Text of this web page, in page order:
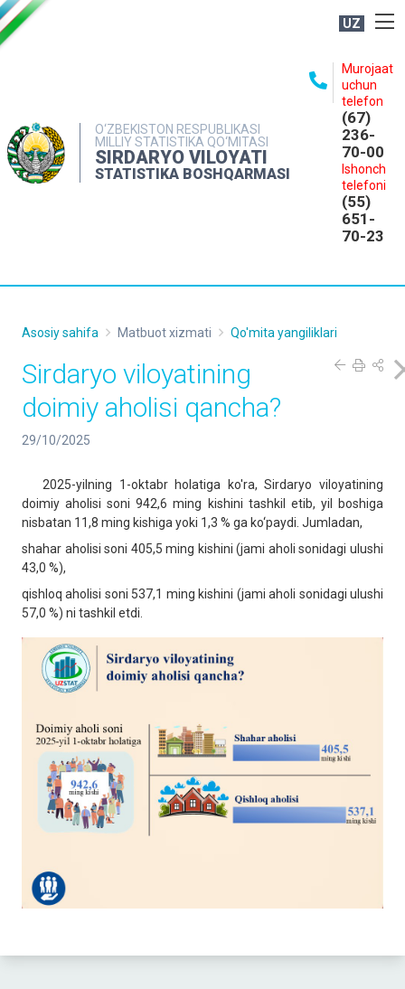
UZ
O‘ZBEKISTON RESPUBLIKASI
MILLIY STATISTIKA QO‘MITASI
SIRDARYO VILOYATI
STATISTIKA BOSHQARMASI
Murojaat
uchun
telefon
(67)
236-
70-00
Ishonch
telefoni
(55)
651-
70-23
NASHRLAR
INTERAKTIV XIZMATLAR
MATBUOT XIZMATI
Asosiy sahifa Matbuot xizmati Qo'mita yangiliklari
Sirdaryo viloyatining
doimiy aholisi qancha?
29/10/2025
2025-yilning 1-oktabr holatiga ko'ra, Sirdaryo viloyatining
doimiy aholisi soni 942,6 ming kishini tashkil etib, yil boshiga
nisbatan 11,8 ming kishiga yoki 1,3 % ga ko‘paydi. Jumladan,
shahar aholisi soni 405,5 ming kishini (jami aholi sonidagi ulushi
43,0 %),
qishloq aholisi soni 537,1 ming kishini (jami aholi sonidagi ulushi
57,0 %) ni tashkil etdi.